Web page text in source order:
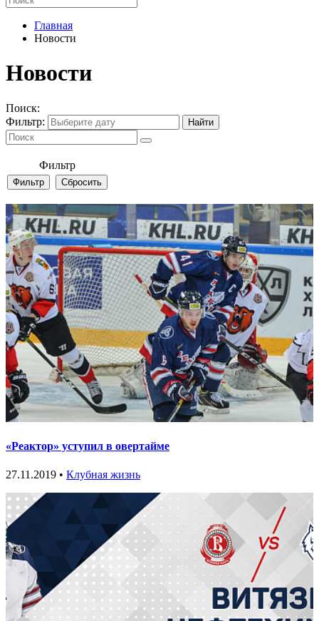
Главная
Новости
Новости
Поиск:
Фильтр:
Фильтр
«Реактор» уступил в овертайме
27.11.2019 • Клубная жизнь